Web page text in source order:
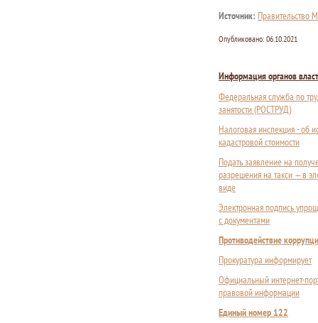
Источник: Правительство
Опубликовано: 06.10.2021
Информация органов
Федеральная служба по
занятости (РОСТРУД)
Налоговая инспекция - об
кадастровой стоимости
Подать заявление на
разрешения на такси — в
виде
Электронная подпись
с документами
Противодействие
Прокуратура информирует
Официальный интернет-
правовой информации
Единый номер 122